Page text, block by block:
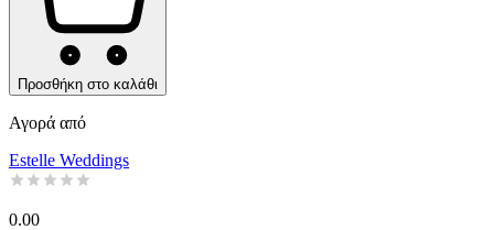
Προσθήκη στο καλάθι
Αγορά από
Estelle Weddings
0.00